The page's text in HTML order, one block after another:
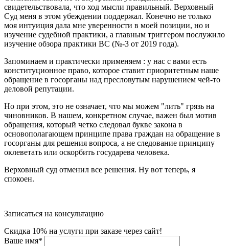
свидетельствовала, что ход мысли правильный. Верховный
Суд меня в этом убеждении поддержал. Конечно не только
моя интуиция дала мне уверенности в моей позиции, но и
изучение судебной практики, а главным триггером послужило
изучение обзора практики ВС (№-3 от 2019 года).
Запоминаем и практически применяем : у нас с вами есть
конституционное право, которое ставит приоритетным наше
обращение в госорганы над пресловутым нарушением чей-то
деловой репутации.
Но при этом, это не означает, что мы можем "лить" грязь на
чиновников. В нашем, конкретном случае, важен был мотив
обращения, который четко следовал букве закона в
основополагающем принципе права граждан на обращение в
госорганы для решения вопроса, а не следование принципу
оклеветать или оскорбить государева человека.
Верховный суд отменил все решения. Ну вот теперь, я
спокоен.
Записаться на консультацию
Скидка 10% на услуги при заказе через сайт!
Ваше имя*